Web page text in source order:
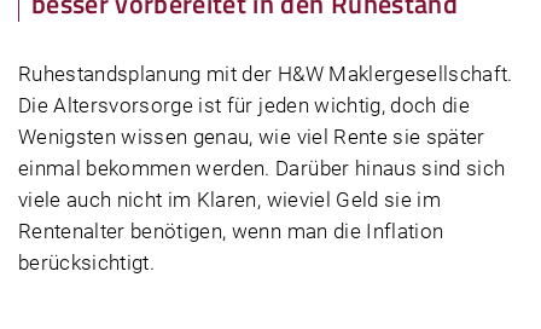
Ruhestandsplanung mit der H&W Maklergesellschaft.
Die Altersvorsorge ist für jeden wichtig, doch die
Wenigsten wissen genau, wie viel Rente sie später
einmal bekommen werden. Darüber hinaus sind sich
viele auch nicht im Klaren, wieviel Geld sie im
Rentenalter benötigen, wenn man die Inflation
berücksichtigt.